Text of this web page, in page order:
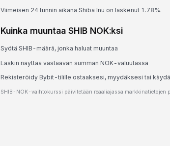
Viimeisen 24 tunnin aikana Shiba Inu on laskenut 1.78%.
Kuinka muuntaa SHIB NOK:ksi
Syötä SHIB-määrä, jonka haluat muuntaa
Laskin näyttää vastaavan summan NOK-valuutassa
Rekisteröidy Bybit-tilille ostaaksesi, myydäksesi tai
SHIB-NOK-vaihtokurssi päivitetään reaaliajassa markkinatietojen